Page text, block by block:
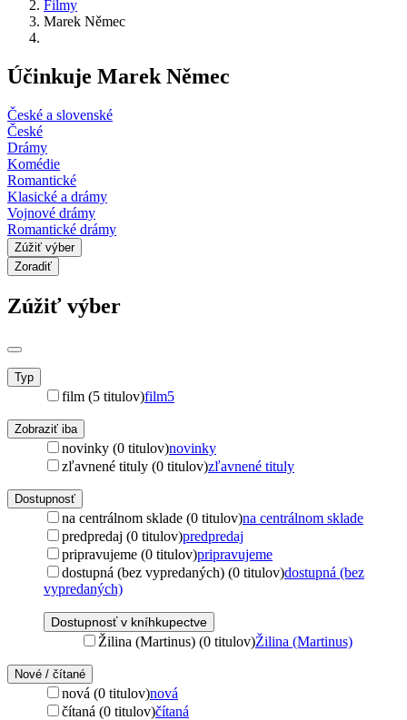
Filmy
Marek Němec
Účinkuje Marek Němec
České a slovenské
České
Drámy
Komédie
Romantické
Klasické a drámy
Vojnové drámy
Romantické drámy
Zúžiť výber
Zoradiť
Zúžiť výber
Typ
film (5 titulov)film5
Zobraziť iba
novinky (0 titulov)novinky
zľavnené tituly (0 titulov)zľavnené tituly
Dostupnosť
na centrálnom sklade (0 titulov)na centrálnom sklade
predpredaj (0 titulov)predpredaj
pripravujeme (0 titulov)pripravujeme
dostupná (bez vypredaných) (0 titulov)dostupná (bez
vypredaných)
Dostupnosť v kníhkupectve
Žilina (Martinus) (0 titulov)Žilina (Martinus)
Nové / čítané
nová (0 titulov)nová
čítaná (0 titulov)čítaná